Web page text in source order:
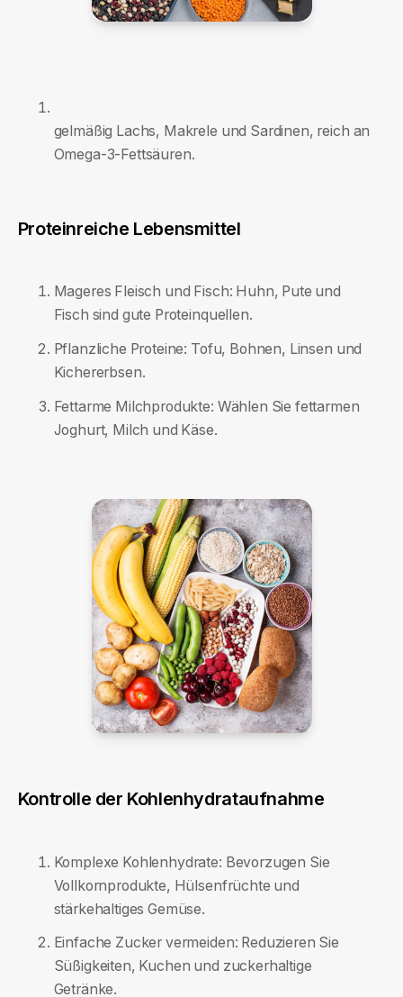
gelmäßig Lachs, Makrele und Sardinen, reich an
Omega-3-Fettsäuren.
Proteinreiche Lebensmittel
Mageres Fleisch und Fisch: Huhn, Pute und
Fisch sind gute Proteinquellen.
Pflanzliche Proteine: Tofu, Bohnen, Linsen und
Kichererbsen.
Fettarme Milchprodukte: Wählen Sie fettarmen
Joghurt, Milch und Käse.
Kontrolle der Kohlenhydrataufnahme
Komplexe Kohlenhydrate: Bevorzugen Sie
Vollkornprodukte, Hülsenfrüchte und
stärkehaltiges Gemüse.
Einfache Zucker vermeiden: Reduzieren Sie
Süßigkeiten, Kuchen und zuckerhaltige
Getränke.